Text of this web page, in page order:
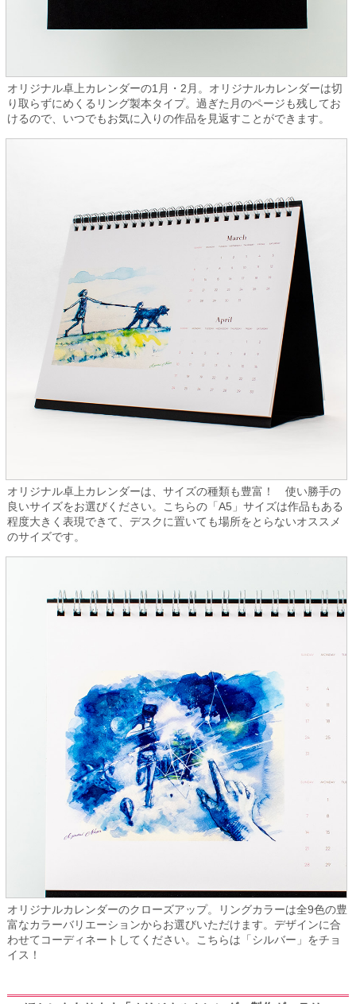
オリジナル卓上カレンダーの1月・2月。オリジナルカレンダーは切
り取らずにめくるリング製本タイプ。過ぎた月のページも残してお
けるので、いつでもお気に入りの作品を見返すことができます。
オリジナル卓上カレンダーは、サイズの種類も豊富！ 使い勝手の
良いサイズをお選びください。こちらの「A5」サイズは作品もある
程度大きく表現できて、デスクに置いても場所をとらないオススメ
のサイズです。
オリジナルカレンダーのクローズアップ。リングカラーは全9色の豊
富なカラーバリエーションからお選びいただけます。デザインに合
わせてコーディネートしてください。こちらは「シルバー」をチョ
イス！